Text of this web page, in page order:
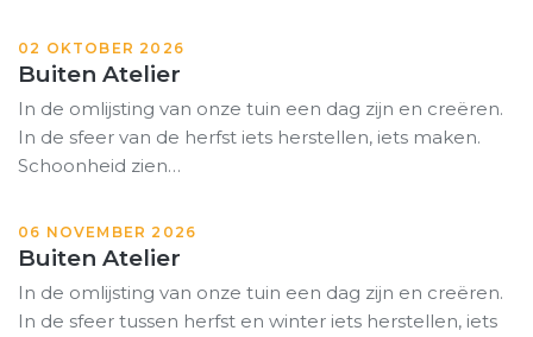
02 OKTOBER 2026
Buiten Atelier
In de omlijsting van onze tuin een dag zijn en creëren.
In de sfeer van de herfst iets herstellen, iets maken.
Schoonheid zien…
06 NOVEMBER 2026
Buiten Atelier
In de omlijsting van onze tuin een dag zijn en creëren.
In de sfeer tussen herfst en winter iets herstellen, iets